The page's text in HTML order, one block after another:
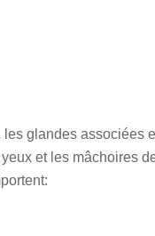
glandes associées
et les mâchoires